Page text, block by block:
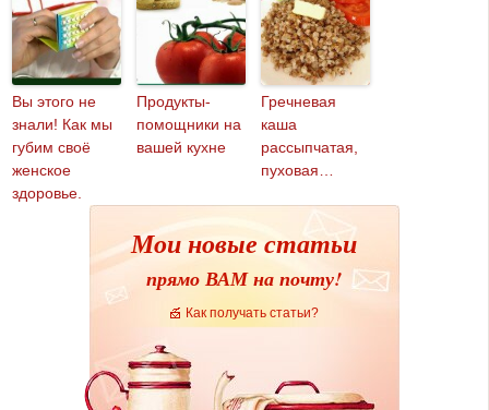
Вы этого не
знали! Как мы
губим своё
женское
здоровье.
Продукты-
помощники на
вашей кухне
Гречневая
каша
рассыпчатая,
пуховая…
Мои новые статьи
прямо ВАМ на почту!
Как получать статьи?